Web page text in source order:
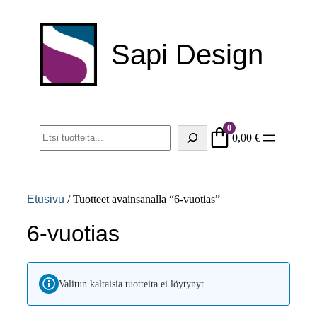
sisältöön
Sapi Design
0
0,00€
Etusivu / Tuotteet avainsanalla “6-vuotias”
6-vuotias
Valitun kaltaisia tuotteita ei löytynyt.